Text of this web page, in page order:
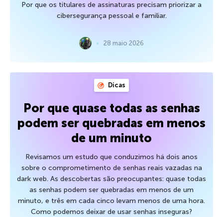
Por que os titulares de assinaturas precisam priorizar a
cibersegurança pessoal e familiar.
28 maio 2026
Dicas
Por que quase todas as senhas
podem ser quebradas em menos
de um minuto
Revisamos um estudo que conduzimos há dois anos
sobre o comprometimento de senhas reais vazadas na
dark web. As descobertas são preocupantes: quase todas
as senhas podem ser quebradas em menos de um
minuto, e três em cada cinco levam menos de uma hora.
Como podemos deixar de usar senhas inseguras?